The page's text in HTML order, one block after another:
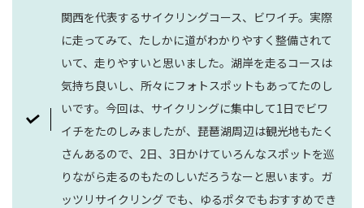
関西を代表するサイクリングコース、ビワイチ。実際
に走ってみて、たしかに道がわかりやすく整備されて
いて、走りやすいと思いました。湖岸を走るコースは
気持ち良いし、所々にフォトスポットもあってたのし
いです。今回は、サイクリングに集中して1日でビワ
イチをたのしみましたが、琵琶湖周辺は観光地もたく
さんあるので、2日、3日かけていろんなスポットを巡
りながら走るのもたのしいだろうなーと思います。ガ
ッツリサイクリング でも、ゆるポタでもおすすめでき